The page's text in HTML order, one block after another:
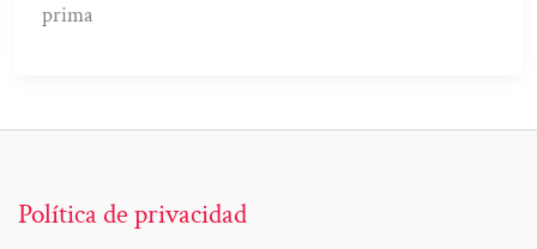
prima
Política de privacidad